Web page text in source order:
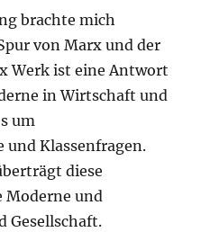
brachte mich
von Marx und der
Werk ist eine Antwort
in Wirtschaft und
um
Klassenfragen.
diese
Moderne und
Gesellschaft.